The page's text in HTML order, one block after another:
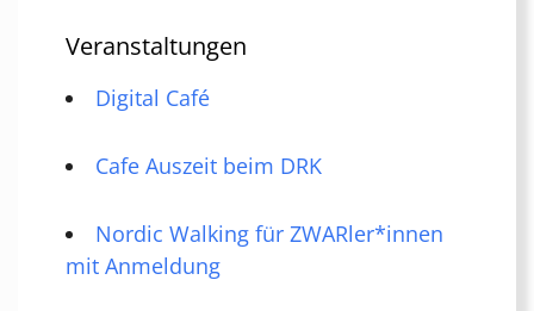
Veranstaltungen
Digital Café
Cafe Auszeit beim DRK
Nordic Walking für ZWARler*innen
mit Anmeldung